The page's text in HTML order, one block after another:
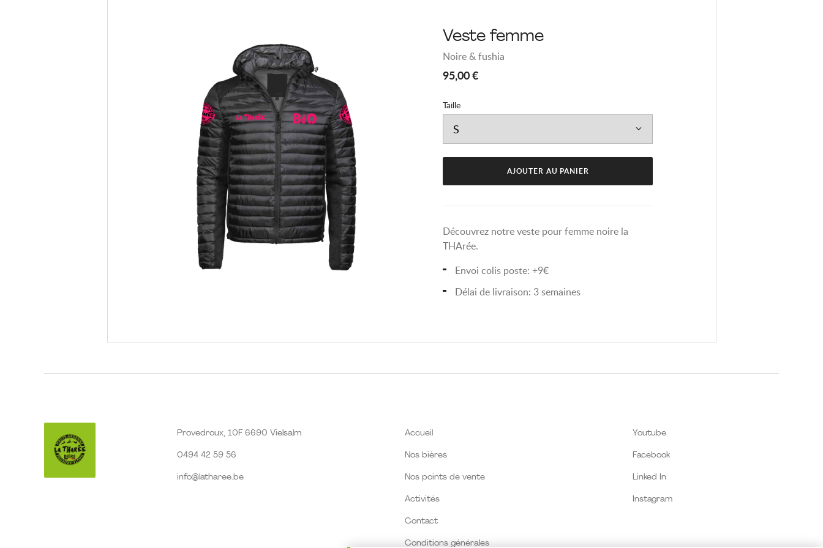
Veste femme
Noire & fushia
95,00 €
Variantes
&
modèles
Taille
AJOUTER AU PANIER
Découvrez notre veste pour femme noire la
THArée.
Envoi colis poste: +9€
Délai de livraison: 3 semaines
Youtube
Facebook
Linked In
Instagram
Accueil
Nos bières
Nos points de vente
Activités
Contact
Conditions générales
Provedroux, 10F 6690 Vielsalm
0494 42 59 56
info@latharee.be